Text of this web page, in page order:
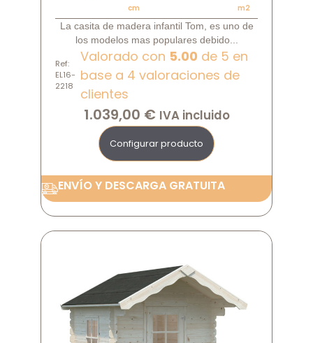
cm
m2
La casita de madera infantil Tom, es uno de
los modelos mas populares debido...
Ref:
EL16-
2218
Valorado con 5.00 de 5 en
base a 4 valoraciones de
clientes
1.039,00 € IVA incluido
Configurar producto
ENVÍO Y DESCARGA GRATUITA